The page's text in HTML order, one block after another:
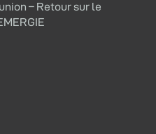
– Retour sur le